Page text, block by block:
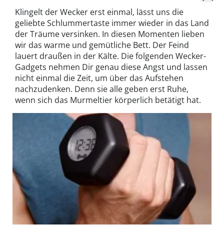
Klingelt der Wecker erst einmal, lässt uns die
geliebte Schlummertaste immer wieder in das Land
der Träume versinken. In diesen Momenten lieben
wir das warme und gemütliche Bett. Der Feind
lauert draußen in der Kälte. Die folgenden Wecker-
Gadgets nehmen Dir genau diese Angst und lassen
nicht einmal die Zeit, um über das Aufstehen
nachzudenken. Denn sie alle geben erst Ruhe,
wenn sich das Murmeltier körperlich betätigt hat.